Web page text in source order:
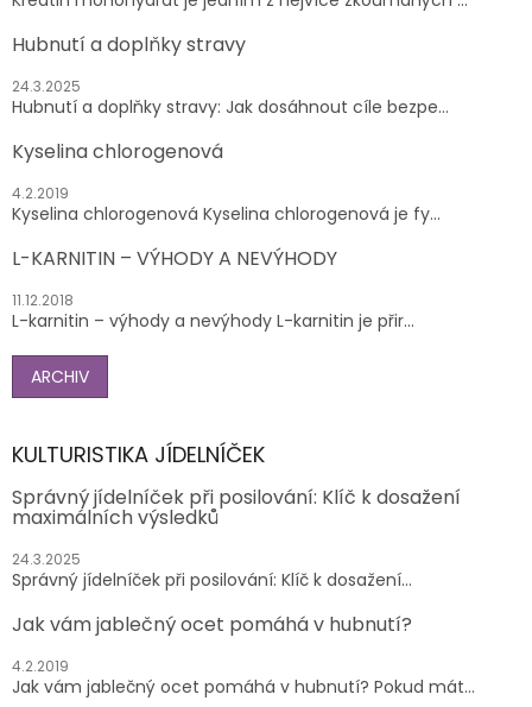
Hubnutí a doplňky stravy
24.3.2025
Hubnutí a doplňky stravy: Jak dosáhnout cíle bezpe...
Kyselina chlorogenová
4.2.2019
Kyselina chlorogenová Kyselina chlorogenová je fy...
L-KARNITIN – VÝHODY A NEVÝHODY
11.12.2018
L-karnitin – výhody a nevýhody L-karnitin je přir...
ARCHIV
KULTURISTIKA JÍDELNÍČEK
Správný jídelníček při posilování: Klíč k dosažení
maximálních výsledků
24.3.2025
Správný jídelníček při posilování: Klíč k dosažení...
Jak vám jablečný ocet pomáhá v hubnutí?
4.2.2019
Jak vám jablečný ocet pomáhá v hubnutí? Pokud mát...